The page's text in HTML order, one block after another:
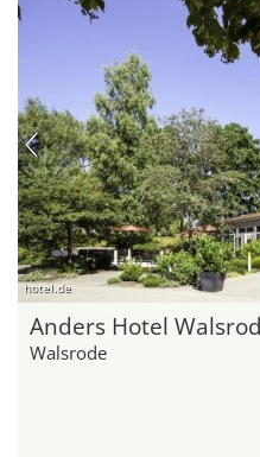
hotel.de
Anders Hotel
Walsrode